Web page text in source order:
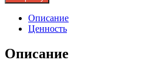
Описание
Ценность
Описание